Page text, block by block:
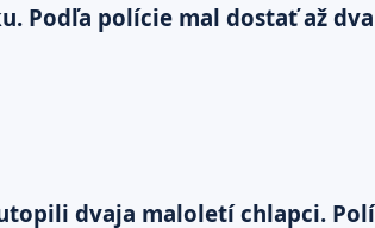
Podľa polície mal dostať až
dvaja maloletí chlapci.